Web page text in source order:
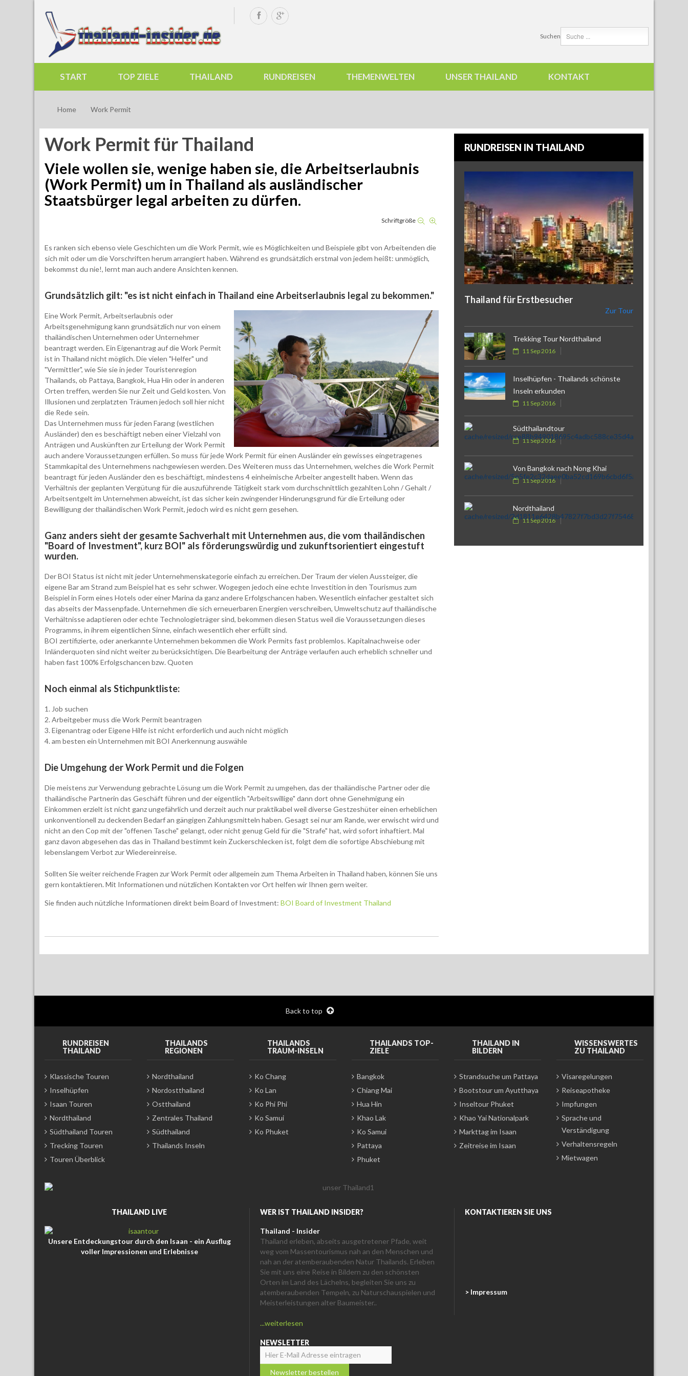
Suchen
START TOP ZIELE THAILAND RUNDREISEN THEMENWELTEN UNSER THAILAND KONTAKT
Home Work Permit
Work Permit für Thailand
Viele wollen sie, wenige haben sie, die Arbeitserlaubnis
(Work Permit) um in Thailand als ausländischer
Staatsbürger legal arbeiten zu dürfen.
Schriftgröße
Es ranken sich ebenso viele Geschichten um die Work Permit, wie es Möglichkeiten und Beispiele gibt von Arbeitenden die
sich mit oder um die Vorschriften herum arrangiert haben. Während es grundsätzlich erstmal von jedem heißt: unmöglich,
bekommst du nie!, lernt man auch andere Ansichten kennen.
Grundsätzlich gilt: "es ist nicht einfach in Thailand eine Arbeitserlaubnis legal zu bekommen."
Eine Work Permit, Arbeitserlaubnis oder
Arbeitsgenehmigung kann grundsätzlich nur von einem
thailändischen Unternehmen oder Unternehmer
beantragt werden. Ein Eigenantrag auf die Work Permit
ist in Thailand nicht möglich. Die vielen "Helfer" und
"Vermittler", wie Sie sie in jeder Touristenregion
Thailands, ob Pattaya, Bangkok, Hua Hin oder in anderen
Orten treffen, werden Sie nur Zeit und Geld kosten. Von
Illusionen und zerplatzten Träumen jedoch soll hier nicht
die Rede sein.
Das Unternehmen muss für jeden Farang (westlichen
Ausländer) den es beschäftigt neben einer Vielzahl von
Anträgen und Auskünften zur Erteilung der Work Permit
auch andere Voraussetzungen erfüllen. So muss für jede Work Permit für einen Ausländer ein gewisses eingetragenes
Stammkapital des Unternehmens nachgewiesen werden. Des Weiteren muss das Unternehmen, welches die Work Permit
beantragt für jeden Ausländer den es beschäftigt, mindestens 4 einheimische Arbeiter angestellt haben. Wenn das
Verhältnis der geplanten Vergütung für die auszuführende Tätigkeit stark vom durchschnittlich gezahlten Lohn / Gehalt /
Arbeitsentgelt im Unternehmen abweicht, ist das sicher kein zwingender Hinderungsgrund für die Erteilung oder
Bewilligung der thailändischen Work Permit, jedoch wird es nicht gern gesehen.
Ganz anders sieht der gesamte Sachverhalt mit Unternehmen aus, die vom thailändischen
"Board of Investment", kurz BOI" als förderungswürdig und zukunftsorientiert eingestuft
wurden.
Der BOI Status ist nicht mit jeder Unternehmenskategorie einfach zu erreichen. Der Traum der vielen Aussteiger, die
eigene Bar am Strand zum Beispiel hat es sehr schwer. Wogegen jedoch eine echte Investition in den Tourismus zum
Beispiel in Form eines Hotels oder einer Marina da ganz andere Erfolgschancen haben. Wesentlich einfacher gestaltet sich
das abseits der Massenpfade. Unternehmen die sich erneuerbaren Energien verschreiben, Umweltschutz auf thailändische
Verhältnisse adaptieren oder echte Technologieträger sind, bekommen diesen Status weil die Voraussetzungen dieses
Programms, in ihrem eigentlichen Sinne, einfach wesentlich eher erfüllt sind.
BOI zertifizierte, oder anerkannte Unternehmen bekommen die Work Permits fast problemlos. Kapitalnachweise oder
Inländerquoten sind nicht weiter zu berücksichtigen. Die Bearbeitung der Anträge verlaufen auch erheblich schneller und
haben fast 100% Erfolgschancen bzw. Quoten
Noch einmal als Stichpunktliste:
1. Job suchen
2. Arbeitgeber muss die Work Permit beantragen
3. Eigenantrag oder Eigene Hilfe ist nicht erforderlich und auch nicht möglich
4. am besten ein Unternehmen mit BOI Anerkennung auswähle
Die Umgehung der Work Permit und die Folgen
Die meistens zur Verwendung gebrachte Lösung um die Work Permit zu umgehen, das der thailändische Partner oder die
thailändische Partnerin das Geschäft führen und der eigentlich "Arbeitswillige" dann dort ohne Genehmigung ein
Einkommen erzielt ist nicht ganz ungefährlich und derzeit auch nur praktikabel weil diverse Gestzeshüter einen erheblichen
unkonventionell zu deckenden Bedarf an gängigen Zahlungsmitteln haben. Gesagt sei nur am Rande, wer erwischt wird und
nicht an den Cop mit der "offenen Tasche" gelangt, oder nicht genug Geld für die "Strafe" hat, wird sofort inhaftiert. Mal
ganz davon abgesehen das das in Thailand bestimmt kein Zuckerschlecken ist, folgt dem die sofortige Abschiebung mit
lebenslangem Verbot zur Wiedereinreise.
Sollten Sie weiter reichende Fragen zur Work Permit oder allgemein zum Thema Arbeiten in Thailand haben, können Sie uns
gern kontaktieren. Mit Informationen und nützlichen Kontakten vor Ort helfen wir Ihnen gern weiter.
Sie finden auch nützliche Informationen direkt beim Board of Investment: BOI Board of Investment Thailand
RUNDREISEN IN THAILAND
Thailand für Erstbesucher
Zur Tour
Trekking Tour Nordthailand
11 Sep 2016
Inselhüpfen - Thailands schönste
Inseln erkunden
11 Sep 2016
Südthailandtour
11 Sep 2016
Von Bangkok nach Nong Khai
11 Sep 2016
Nordthailand
11 Sep 2016
Back to top
RUNDREISEN
THAILAND
Klassische Touren
Inselhüpfen
Isaan Touren
Nordthailand
Südthailand Touren
Trecking Touren
Touren Überblick
THAILANDS
REGIONEN
Nordthailand
Nordostthailand
Ostthailand
Zentrales Thailand
Südthailand
Thailands Inseln
THAILANDS
TRAUM-INSELN
Ko Chang
Ko Lan
Ko Phi Phi
Ko Samui
Ko Phuket
THAILANDS TOP-
ZIELE
Bangkok
Chiang Mai
Hua Hin
Khao Lak
Ko Samui
Pattaya
Phuket
THAILAND IN
BILDERN
Strandsuche um Pattaya
Bootstour um Ayutthaya
Inseltour Phuket
Khao Yai Nationalpark
Markttag im Isaan
Zeitreise im Isaan
WISSENSWERTES
ZU THAILAND
Visaregelungen
Reiseapotheke
Impfungen
Sprache und
Verständigung
Verhaltensregeln
Mietwagen
THAILAND LIVE
Unsere Entdeckungstour durch den Isaan - ein Ausflug
voller Impressionen und Erlebnisse
WER IST THAILAND INSIDER?
Thailand - Insider
Thailand erleben, abseits ausgetretener Pfade, weit
weg vom Massentourismus nah an den Menschen und
nah an der atemberaubenden Natur Thailands. Erleben
Sie mit uns eine Reise in Bildern zu den schönsten
Orten im Land des Lächelns, begleiten Sie uns zu
atemberaubenden Tempeln, zu Naturschauspielen und
Meisterleistungen alter Baumeister..
...weiterlesen
NEWSLETTER
KONTAKTIEREN SIE UNS
> Impressum